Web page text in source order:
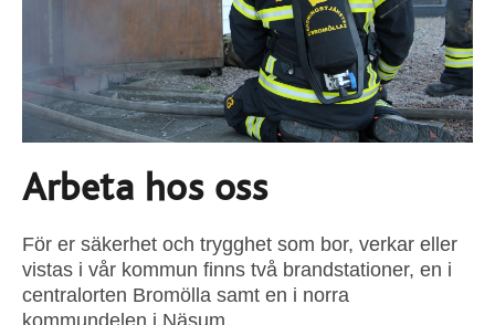
Arbeta hos oss
För er säkerhet och trygghet som bor, verkar eller
vistas i vår kommun finns två brandstationer, en i
centralorten Bromölla samt en i norra
kommundelen i Näsum.